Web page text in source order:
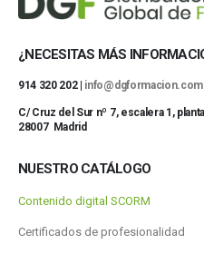
¿NECESITAS MÁS
914 320 202 | info@dgformacion.com
C/ Cruz del Sur nº 7, escalera 1,
28007 Madrid
NUESTRO CATÁLOGO
Contenido digital SCORM
Certificados de profesionalidad